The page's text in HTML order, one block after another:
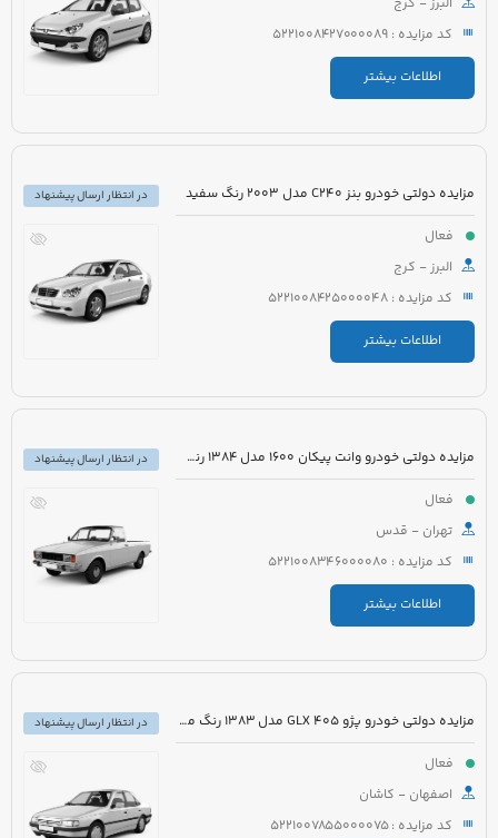
کد مزایده : 5221008427000089
اطلاعات بیشتر
مزایده دولتی خودرو بنز C240 مدل 2003 رنگ سفید
فعال
البرز - کرج
کد مزایده : 5221008425000048
اطلاعات بیشتر
در انتظار ارسال پیشنهاد
مزایده دولتی خودرو وانت پیکان 1600 مدل 1384 رنگ سفید روغنی
فعال
تهران - قدس
کد مزایده : 5221008346000080
اطلاعات بیشتر
در انتظار ارسال پیشنهاد
مزایده دولتی خودرو پژو 405 GLX مدل 1383 رنگ مشکی متالیک
فعال
اصفهان - کاشان
کد مزایده : 5221007855000075
در انتظار ارسال پیشنهاد